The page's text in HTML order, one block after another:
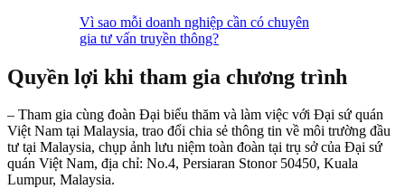
Vì sao mỗi doanh nghiệp cần có chuyên
gia tư vấn truyền thông?
Quyền lợi khi tham gia chương trình
– Tham gia cùng đoàn Đại biểu thăm và làm việc với Đại sứ quán
Việt Nam tại Malaysia, trao đổi chia sẻ thông tin về môi trường đầu
tư tại Malaysia, chụp ảnh lưu niệm toàn đoàn tại trụ sở của Đại sứ
quán Việt Nam, địa chỉ: No.4, Persiaran Stonor 50450, Kuala
Lumpur, Malaysia.